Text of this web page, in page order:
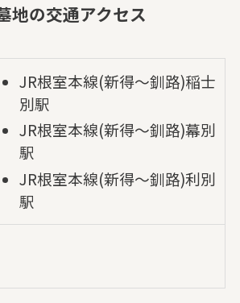
地の交通アクセス
JR根室本線(新得～釧路)稲士
別駅
JR根室本線(新得～釧路)幕別
駅
JR根室本線(新得～釧路)利別
駅